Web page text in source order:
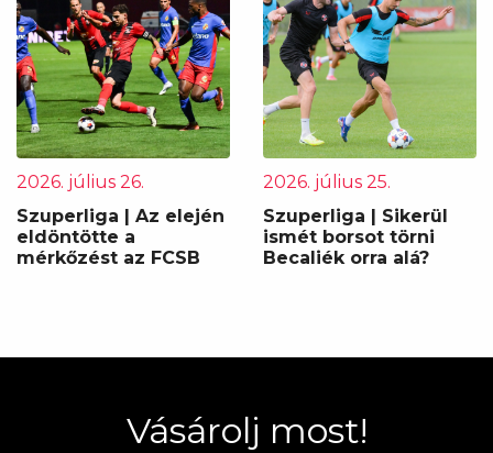
2026. július 26.
Szuperliga | Az elején
eldöntötte a
mérkőzést az FCSB
2026. július 25.
Szuperliga | Sikerül
ismét borsot törni
Becaliék orra alá?
Vásárolj most!